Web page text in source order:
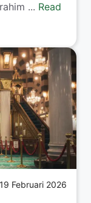
... Read
19 Februari 2026